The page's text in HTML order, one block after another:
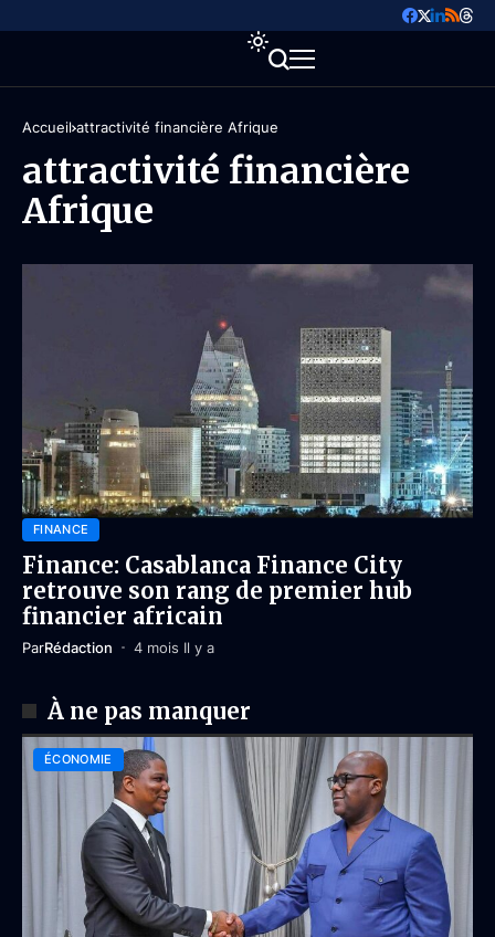
Accueil attractivité financière Afrique
attractivité financière
Afrique
FINANCE
Finance: Casablanca Finance City
retrouve son rang de premier hub
financier africain
ParRédaction 4 mois Il y a
À ne pas manquer
ÉCONOMIE